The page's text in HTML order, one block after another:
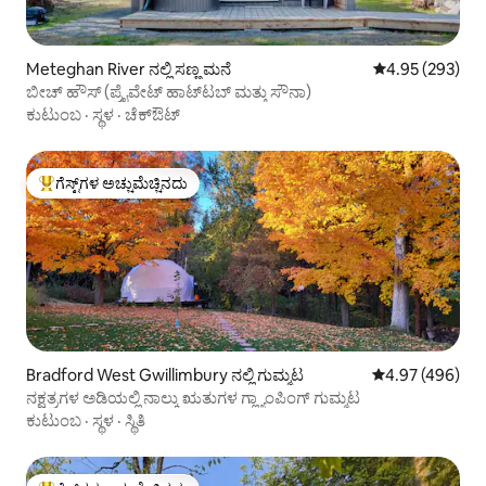
Meteghan River ನಲ್ಲಿ ಸಣ್ಣ ಮನೆ 5 ರಲ್ಲಿ 4.95
4.95 (293)
ಬೀಚ್ ಹೌಸ್ (ಪ್ರೈವೇಟ್ ಹಾಟ್‌ಟಬ್ ಮತ್ತು ಸೌನಾ)
ಕುಟುಂಬ · ಸ್ಥಳ · ಚೆಕ್‌ಔಟ್
ಗೆಸ್ಟ್‌ಗಳಿಗೆ ಅತಿ ಹೆಚ್ಚು ಅಚ್ಚುಮೆಚ್ಚಿನದು
ಗೆಸ್ಟ್‌ಗಳ ಅಚ್ಚುಮೆಚ್ಚಿನದು
Bradford West Gwillimbury ನಲ್ಲಿ ಗುಮ್ಮಟ 5 ರಲ್ಲಿ 4.97
4.97 (496)
ನಕ್ಷತ್ರಗಳ ಅಡಿಯಲ್ಲಿ ನಾಲ್ಕು ಋತುಗಳ ಗ್ಲ್ಯಾಂಪಿಂಗ್ ಗುಮ್ಮಟ
ಕುಟುಂಬ · ಸ್ಥಳ · ಸ್ಥಿತಿ